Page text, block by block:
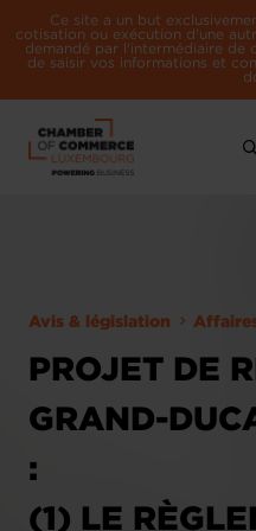
Ce site a un but
cotisation ou exécution d'une
demandé par l'intermédiaire de
de saisir vos informations et
Avis & législation
PROJET DE
GRAND-
:
(1) LE